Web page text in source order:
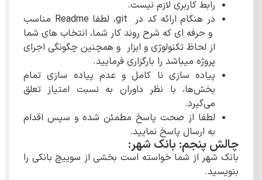
رابط کاربری لازم نیست.
در هنگام ارائه کد در git، لطفا Readme مناسب
و حرفه ای که شرح روند کار شما، انتخاب های شما
از لحاظ تکنولوژی و ابزار و همچنین چگونگی اجرای
پروژه میباشد را بارگزاری فرمایید.
پیاده سازی نا کامل و عدم پیاده سازی تمام
بخش‌ها، با نظر داوران به نسبت امتیاز تعلق
می‌گیرد.
لطفا از صحت پاسخ مطمئن شده و سپس اقدام
به ارسال پاسخ نمایید.
چالش پنجم: بانک شهر:
بانک شهر از شما خواسته است بخشی از سوییچ بانکی را
بنویسید.